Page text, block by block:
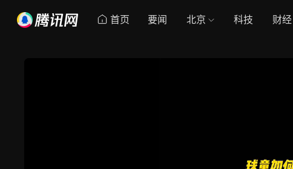
首页 要闻 北京 科技 财经